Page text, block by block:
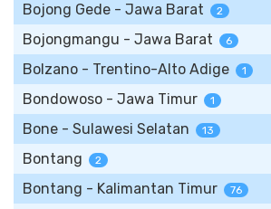
Bojong Gede - Jawa Barat 2
Bojongmangu - Jawa Barat 6
Bolzano - Trentino-Alto Adige 1
Bondowoso - Jawa Timur 1
Bone - Sulawesi Selatan 13
Bontang 2
Bontang - Kalimantan Timur 76